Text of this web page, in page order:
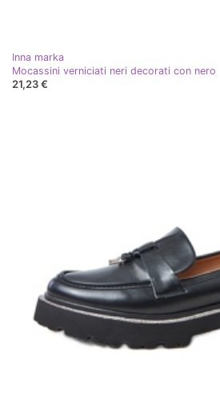
Inna marka
Mocassini verniciati neri decorati con nero
21,23 €